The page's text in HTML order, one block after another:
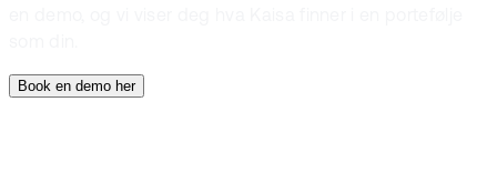
Book en demo her